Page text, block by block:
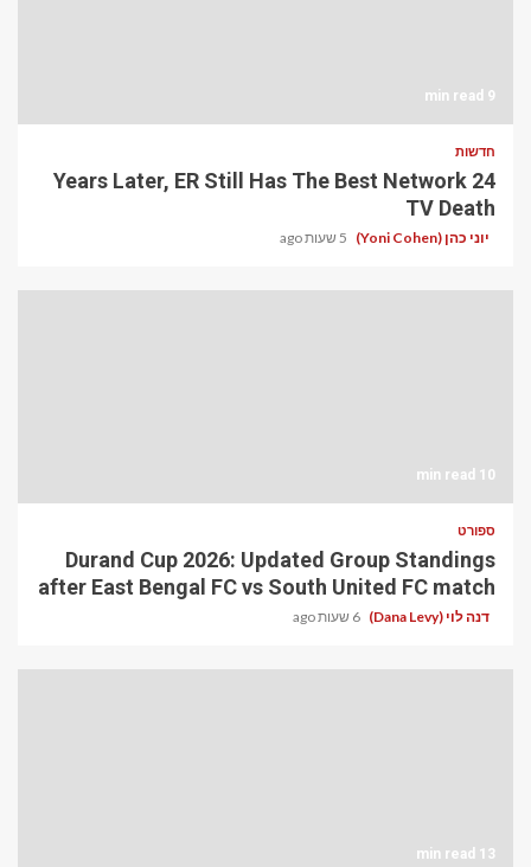
9 min read
חדשות
24 Years Later, ER Still Has The Best Network
TV Death
יוני כהן (Yoni Cohen) 5 שעות ago
10 min read
ספורט
Durand Cup 2026: Updated Group Standings
after East Bengal FC vs South United FC match
דנה לוי (Dana Levy) 6 שעות ago
13 min read